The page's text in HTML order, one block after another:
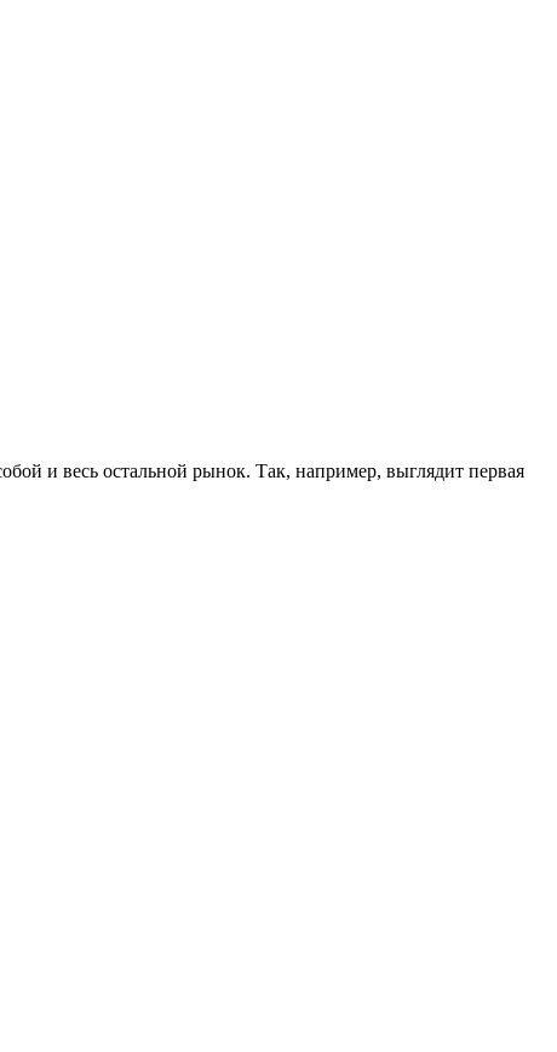
и весь остальной рынок. Так, например, выглядит первая